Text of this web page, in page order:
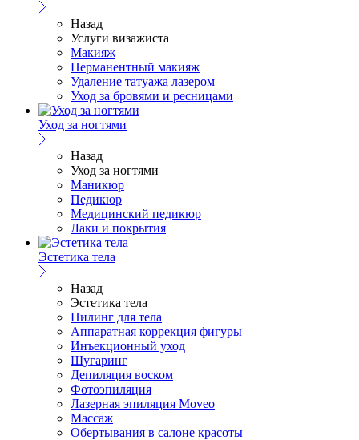
Назад
Услуги визажиста
Макияж
Перманентный макияж
Удаление татуажа лазером
Уход за бровями и ресницами
Уход за ногтями
Назад
Уход за ногтями
Маникюр
Педикюр
Медицинский педикюр
Лаки и покрытия
Эстетика тела
Назад
Эстетика тела
Пилинг для тела
Аппаратная коррекция фигуры
Инъекционный уход
Шугаринг
Депиляция воском
Фотоэпиляция
Лазерная эпиляция Moveo
Массаж
Обертывания в салоне красоты